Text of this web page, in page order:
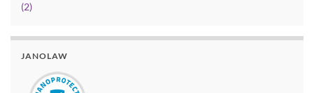
(2)
JANOLAW